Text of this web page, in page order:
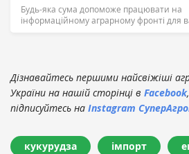
Будь-яка сума допоможе працювати на
інформаційному аграрному фронті для
Дізнавайтесь першими найсвіжіші
України на нашій сторінці в Facebook,
підписуйтесь на Instagram
кукурудза імпорт